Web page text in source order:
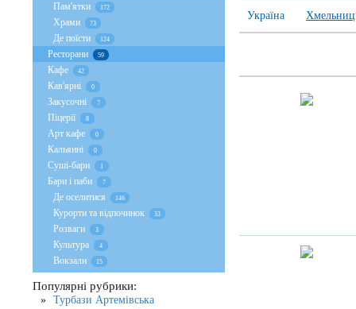
Україна
Пам'ятки 172
Храми 73
Де поїсти 124
Ресторани 59
Кафе 42
Кав'ярні 0
Закусочні 7
Піцерії 8
Арт кафе 0
Кальянні 0
Суші-бари 1
Бари і паби 7
Де оселитися 146
Курорти та відпочинок 33
Розваги 3
Культура 4
Вокзали 15
Популярні рубрики:
Турбази Артемівська